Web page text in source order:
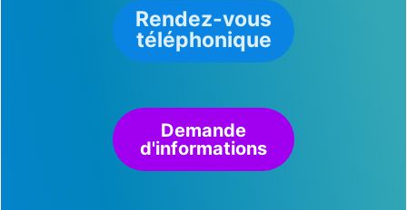
Rendez-vous
téléphonique
Demande
d'informations